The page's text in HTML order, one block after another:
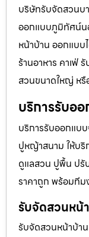
บริษัทรับจัดสวนบ
ออกแบบภูมิทัศน์น
หน้าบ้าน ออกแบบ
ร้านอาหาร คาเฟ่
สวนขนาดใหญ่ หรื
บริการรับอ
บริการรับออกแบ
ปูหญ้าสนาม ให้บ
ดูแลสวน ปูพื้น ปรั
ราคาถูก พร้อมที
รับจัดสวนหน้
รับจัดสวนหน้าบ้า